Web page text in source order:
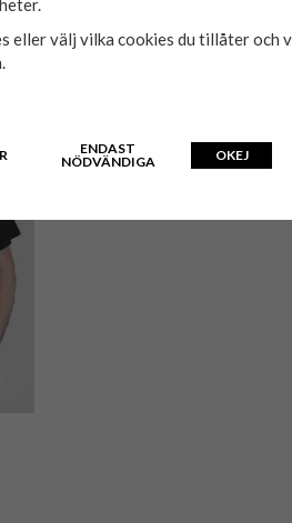
eller välj vilka cookies du tillåter och
ENDAST
NÖDVÄNDIGA
OKEJ